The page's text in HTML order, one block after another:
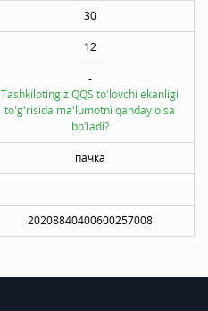
30
12
-
Tashkilotingiz QQS to'lovchi ekanligi
to'g'risida ma'lumotni qanday olsa
bo'ladi?
пачка
20208840400600257008